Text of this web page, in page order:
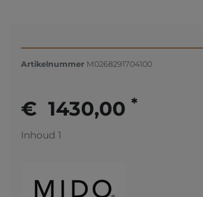
Artikelnummer M0268291704100
€ 1430,00 *
Inhoud 1